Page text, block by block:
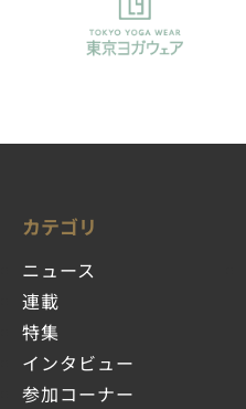
カテゴリ
ニュース
連載
特集
インタビュー
参加コーナー